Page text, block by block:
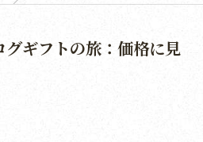
ギフトの旅：価格に見